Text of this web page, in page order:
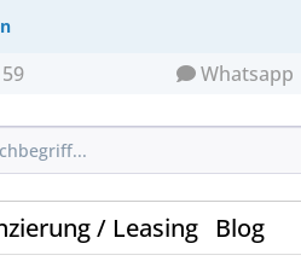
Whatsapp
/ Leasing Blog